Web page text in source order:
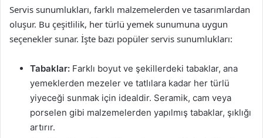
Servis sunumlukları, farklı malzemelerden ve tasarımlardan
oluşur. Bu çeşitlilik, her türlü yemek sunumuna uygun
seçenekler sunar. İşte bazı popüler servis sunumlukları:
Tabaklar: Farklı boyut ve şekillerdeki tabaklar, ana
yemeklerden mezeler ve tatlılara kadar her türlü
yiyeceği sunmak için idealdir. Seramik, cam veya
porselen gibi malzemelerden yapılmış tabaklar, şıklığı
artırır.